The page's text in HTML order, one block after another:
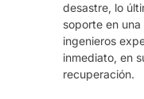
desastre, lo
soporte en
ingenieros
inmediato, en
recuperación.